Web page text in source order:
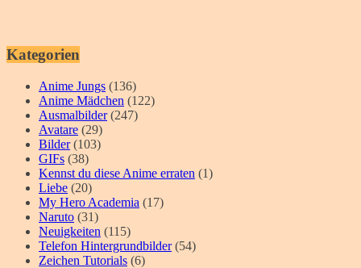
Kategorien
Anime Jungs (136)
Anime Mädchen (122)
Ausmalbilder(247)
Avatare (29)
Bilder(103)
GIFs (38)
Kennst du diese Anime erraten (1)
Liebe (20)
My Hero Academia (17)
Naruto (31)
Neuigkeiten (115)
Telefon Hintergrundbilder(54)
Zeichen Tutorials (6)